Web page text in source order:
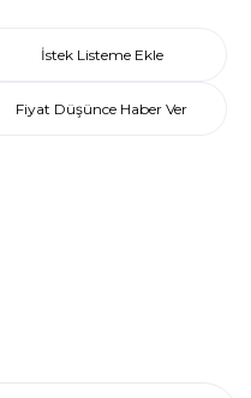
İstek Listeme Ekle
Fiyat Düşünce Haber Ver